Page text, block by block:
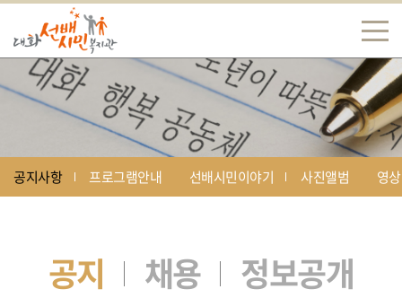
공지사항 프로그램안내 선배시민이야기 사진앨범 영
공지 채용 정보공개